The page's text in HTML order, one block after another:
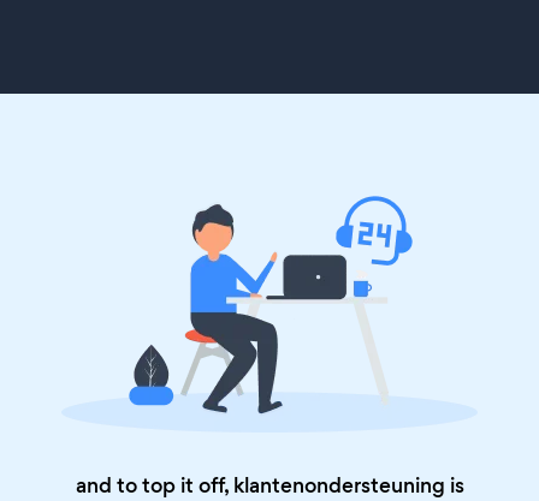
and to top it off, klantenondersteuning is